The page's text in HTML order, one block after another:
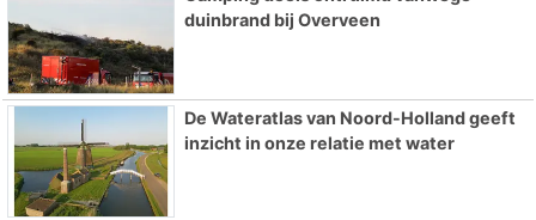
duinbrand bij Overveen
De Wateratlas van Noord-Holland geeft
inzicht in onze relatie met water